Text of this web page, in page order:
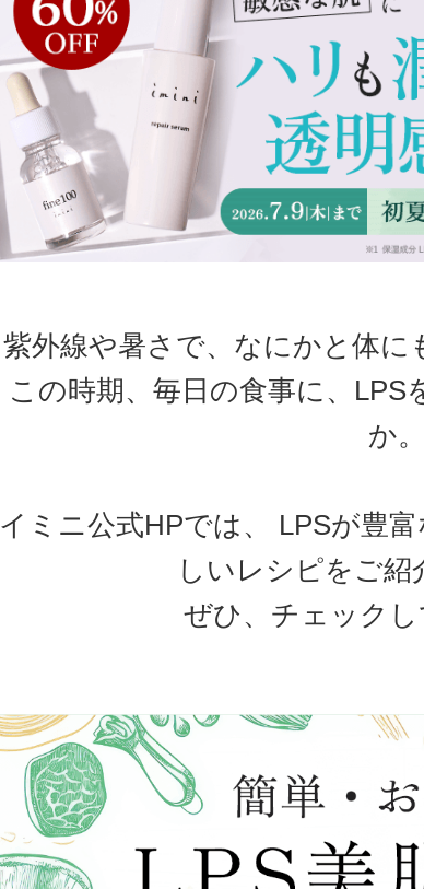
紫外線や暑さで、なにかと体
この時期、毎日の食事に、
か。
イミニ公式HPでは、 LPSが豊
しいレシピをご紹
ぜひ、チェック